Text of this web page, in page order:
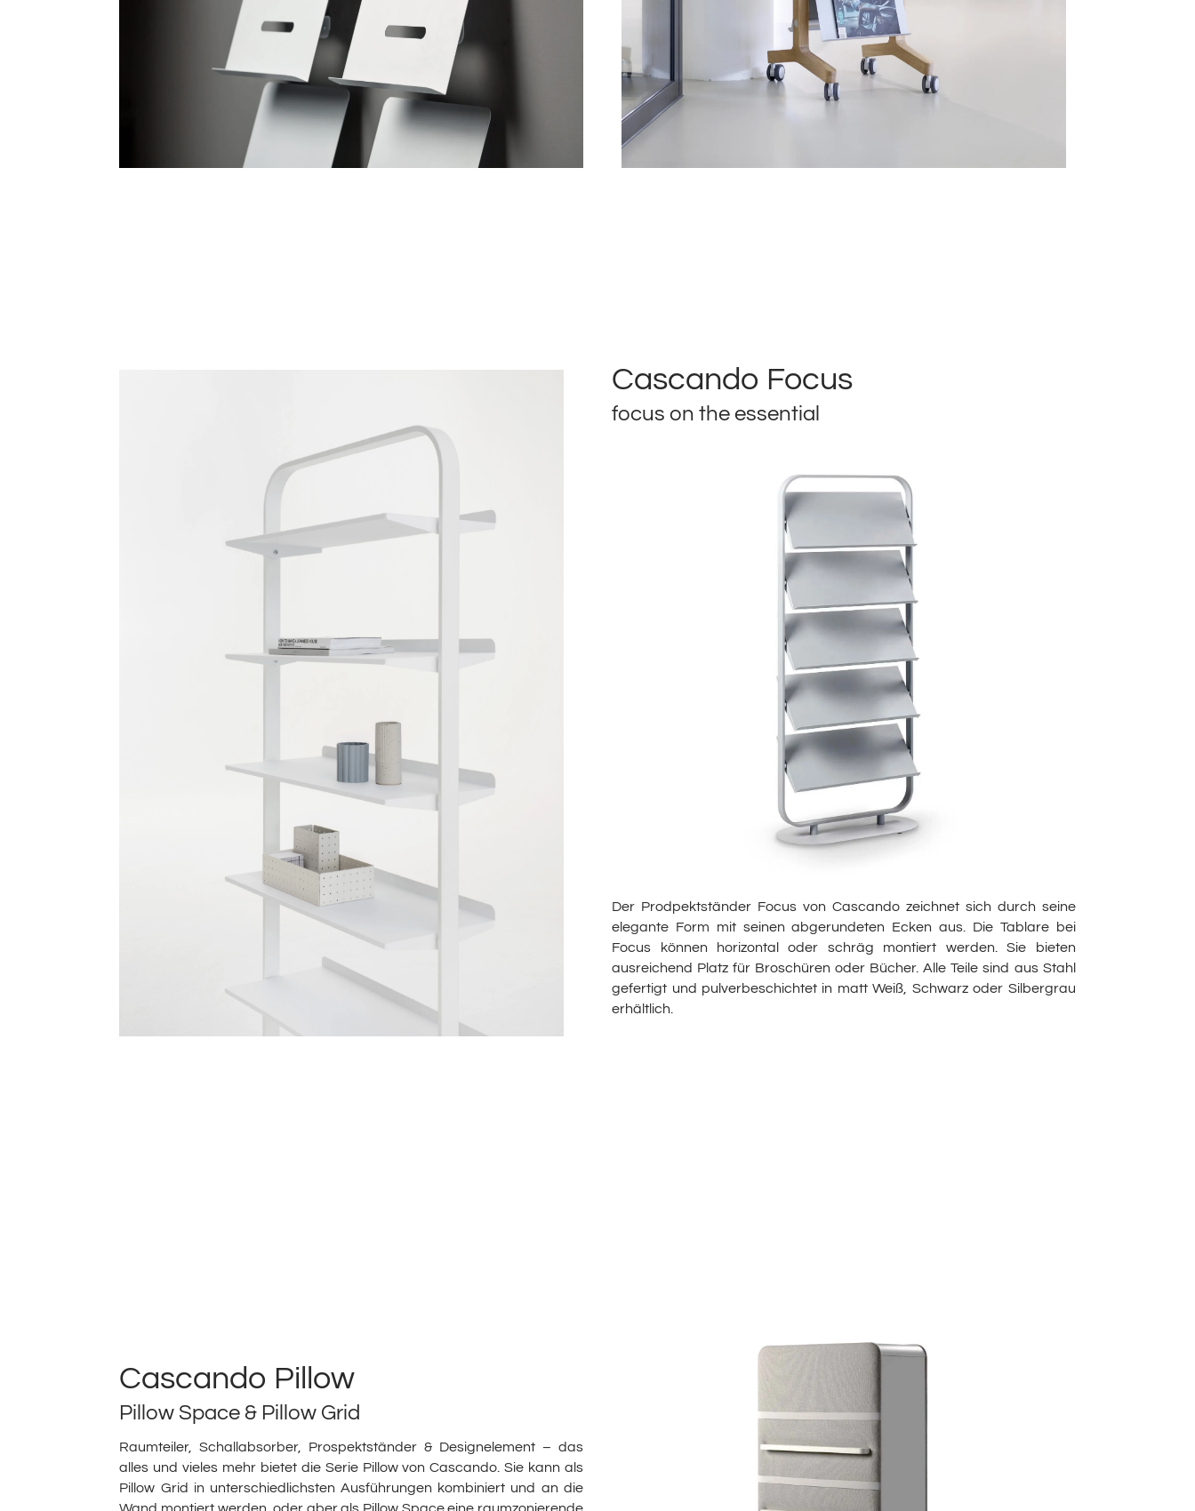
Cascando Focus
focus on the essential
Der Prodpektständer Focus von Cascando zeichnet sich durch seine
elegante Form mit seinen abgerundeten Ecken aus. Die Tablare bei
Focus können horizontal oder schräg montiert werden. Sie bieten
ausreichend Platz für Broschüren oder Bücher. Alle Teile sind aus Stahl
gefertigt und pulverbeschichtet in matt Weiß, Schwarz oder Silbergrau
erhältlich.
Cascando Pillow
Pillow Space & Pillow Grid
Raumteiler, Schallabsorber, Prospektständer & Designelement – das
alles und vieles mehr bietet die Serie Pillow von Cascando. Sie kann als
Pillow Grid in unterschiedlichsten Ausführungen kombiniert und an die
Wand montiert werden, oder aber als Pillow Space eine raumzonierende